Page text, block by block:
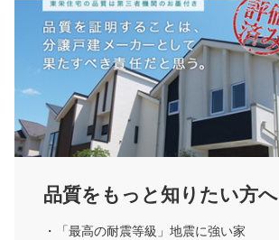
品質をもっと知りたい方へ
・「最高の耐震等級」地震に強い家